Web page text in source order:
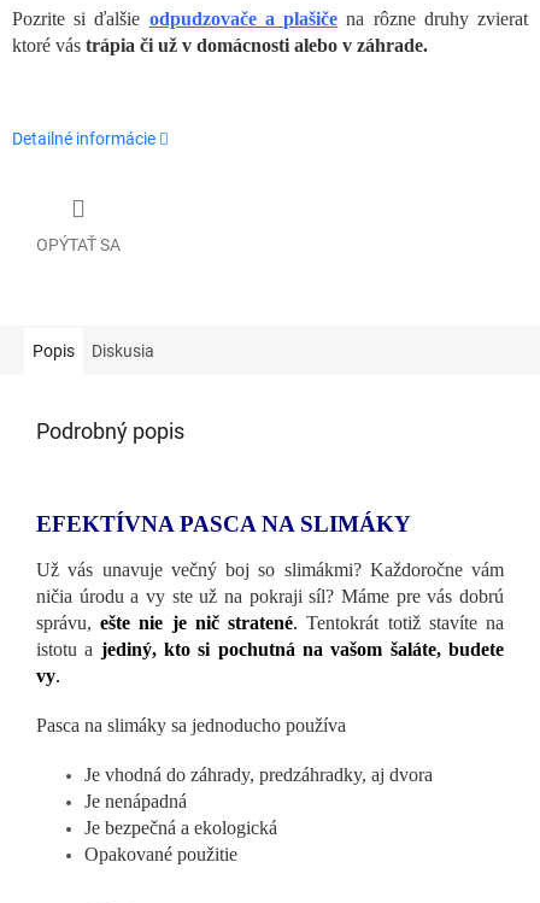
Pozrite si ďalšie odpudzovače a plašiče na rôzne druhy zvierat
ktoré vás trápia či už v domácnosti alebo v záhrade.
Detailné informácie
OPÝTAŤ SA
Popis Diskusia
Podrobný popis
EFEKTÍVNA PASCA NA SLIMÁKY
Už vás unavuje večný boj so slimákmi? Každoročne vám
ničia úrodu a vy ste už na pokraji síl? Máme pre vás dobrú
správu,ešte nie je nič stratené. Tentokrát totiž stavíte na
istotu a jediný, kto si pochutná na vašom šaláte, budete
vy.
Pasca na slimáky sa jednoducho používa
Je vhodná do záhrady, predzáhradky, aj dvora
Je nenápadná
Je bezpečná a ekologická
Opakované použitie